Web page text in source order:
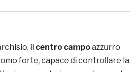
il centro campoazzurro
forte, capace di controllare la